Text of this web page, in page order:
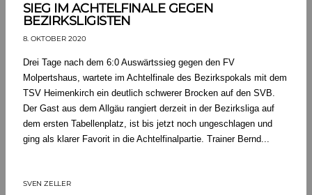
SIEG IM ACHTELFINALE GEGEN
BEZIRKSLIGISTEN
8. OKTOBER 2020
Drei Tage nach dem 6:0 Auswärtssieg gegen den FV
Molpertshaus, wartete im Achtelfinale des Bezirkspokals mit dem
TSV Heimenkirch ein deutlich schwerer Brocken auf den SVB.
Der Gast aus dem Allgäu rangiert derzeit in der Bezirksliga auf
dem ersten Tabellenplatz, ist bis jetzt noch ungeschlagen und
ging als klarer Favorit in die Achtelfinalpartie. Trainer Bernd...
SVEN ZELLER